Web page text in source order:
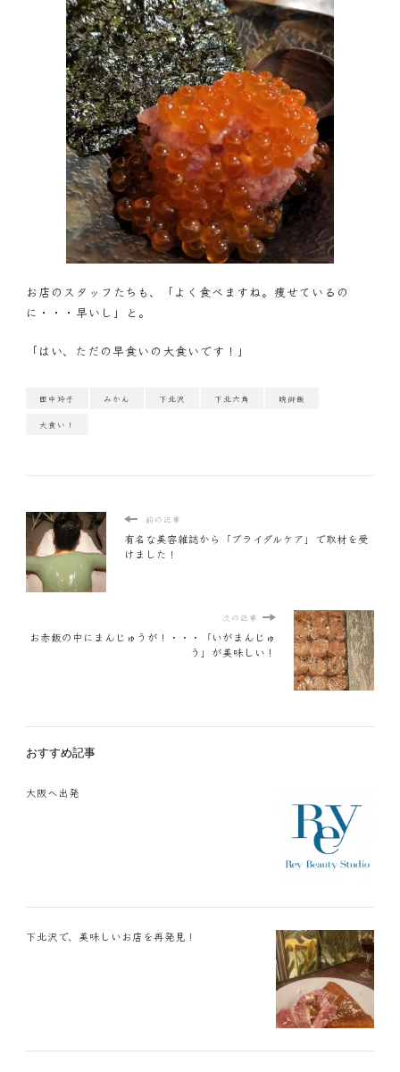
お店のスタッフたちも、「よく食べますね。痩せているの
に・・・早いし」と。
「はい、ただの早食いの大食いです！」
田中玲子 みかん 下北沢 下北六角 晩御飯
大食い！
前の記事
有名な美容雑誌から「ブライダルケア」で取材を受
けました！
次の記事
お赤飯の中にまんじゅうが！・・・「いがまんじゅ
う」が美味しい！
おすすめ記事
大阪へ出発
下北沢で、美味しいお店を再発見！